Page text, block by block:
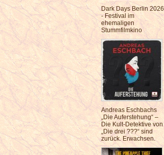
Dark Days Berlin 2026
- Festival im
ehemaligen
Stummfilmkino
Andreas Eschbachs
„Die Auferstehung“ –
Die Kult-Detektive von
„Die drei ???“ sind
zurück. Erwachsen.